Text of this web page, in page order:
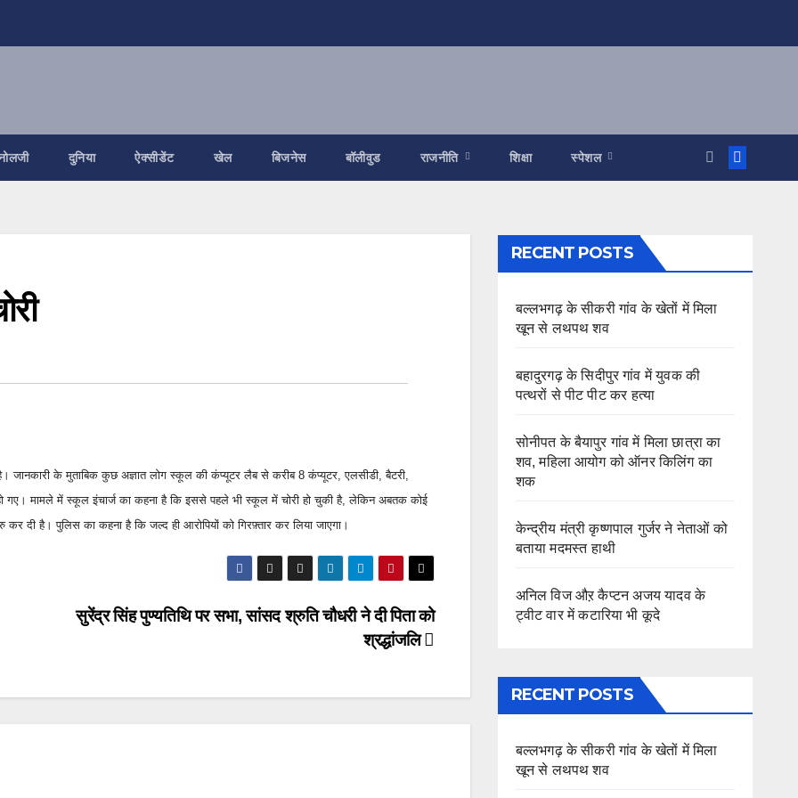
दुनिया ऐक्सीडेंट खेल बिजनेस बॉलीवुड राजनीति शिक्षा स्पेशल
जानकारी के मुताबिक कुछ अज्ञात लोग स्कूल की कंप्यूटर लैब से करीब 8 कंप्यूटर, एलसीडी, बैटरी,
गए। मामले में स्कूल इंचार्ज का कहना है कि इससे पहले भी स्कूल में चोरी हो चुकी है, लेकिन अबतक कोई
दी है। पुलिस का कहना है कि जल्द ही आरोपियों को गिरफ़्तार कर लिया जाएगा।
सुरेंद्र सिंह पुण्यतिथि पर सभा, सांसद श्रुति चौधरी ने दी पिता को
श्रद्धांजलि
RECENT POSTS
बल्लभगढ़ के सीकरी गांव के खेतों में मिला
खून से लथपथ शव
बहादुरगढ़ के सिदीपुर गांव में युवक की
पत्थरों से पीट पीट कर हत्या
सोनीपत के बैयापुर गांव में मिला छात्रा का
शव, महिला आयोग को ऑनर किलिंग का
शक
केन्द्रीय मंत्री कृष्णपाल गुर्जर ने नेताओं को
बताया मदमस्त हाथी
अनिल विज औऱ कैप्टन अजय यादव के
ट्वीट वार में कटारिया भी कूदे
RECENT POSTS
बल्लभगढ़ के सीकरी गांव के खेतों में मिला
खून से लथपथ शव